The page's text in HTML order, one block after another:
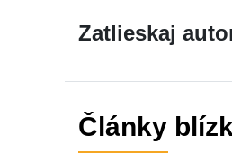
Zatlieskaj
Články